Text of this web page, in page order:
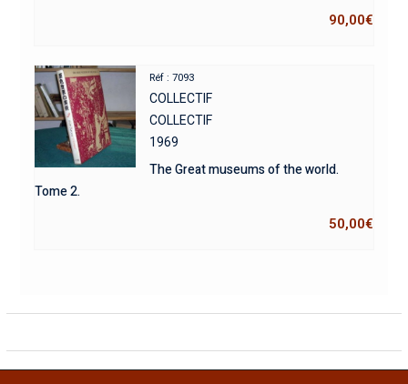
90,00€
Réf : 7093
COLLECTIF
COLLECTIF
1969
The Great museums of the world.
Tome 2.
50,00€